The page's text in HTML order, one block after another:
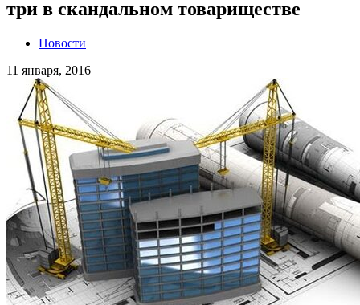
три в скандальном товариществе
Новости
11 января, 2016